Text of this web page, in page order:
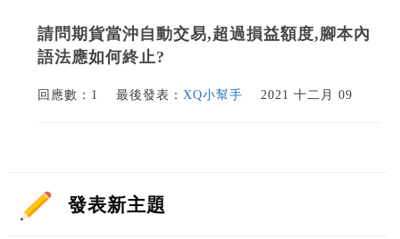
請問期貨當沖自動交易,超過損益額度,腳本內
語法應如何終止?
回應數：1 最後發表： XQ小幫手 2021 十二月 09
發表新主題